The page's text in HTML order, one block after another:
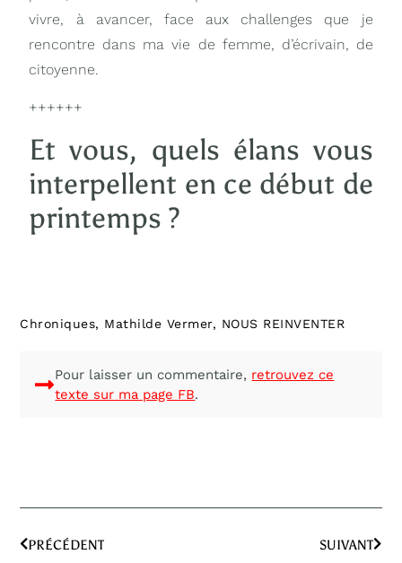
vivre, à avancer, face aux challenges que je
rencontre dans ma vie de femme, d’écrivain, de
citoyenne.
++++++
Et vous, quels élans vous
interpellent en ce début de
printemps ?
Chroniques, Mathilde Vermer, NOUS REINVENTER
Pour laisser un commentaire, retrouvez ce
texte sur ma page FB.
PRÉCÉDENT SUIVANT